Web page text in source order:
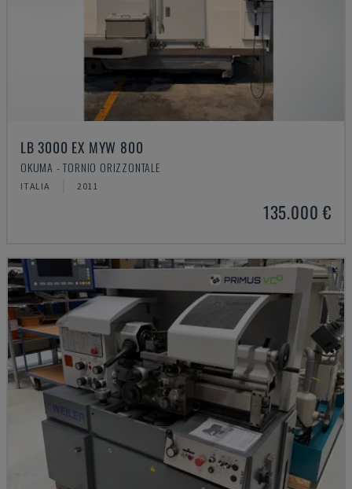
LB 3000 EX MYW 800
OKUMA - TORNIO ORIZZONTALE
ITALIA 2011
135.000 €